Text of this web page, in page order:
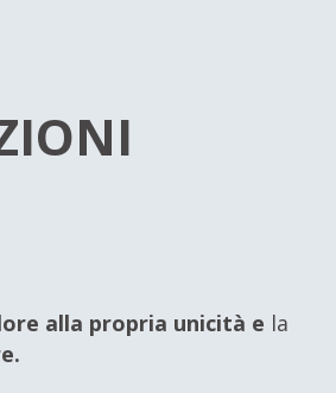
alla propria unicità e la